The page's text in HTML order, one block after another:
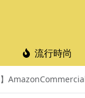
流行時尚
】